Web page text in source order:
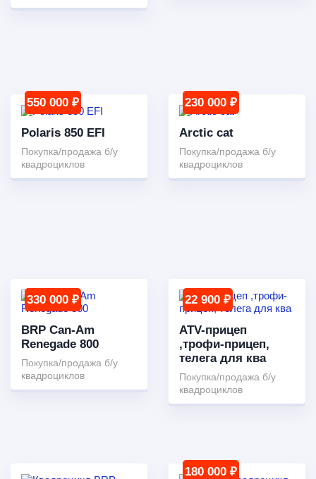
550 000 ₽
Polaris 850 EFI
Покупка/продажа б/у
квадроциклов
230 000 ₽
Arctic cat
Покупка/продажа б/у
квадроциклов
330 000 ₽
BRP Can-Am
Renegade 800
Покупка/продажа б/у
квадроциклов
22 900 ₽
ATV-прицеп
,трофи-прицеп,
телега для ква
Покупка/продажа б/у
квадроциклов
180 000 ₽